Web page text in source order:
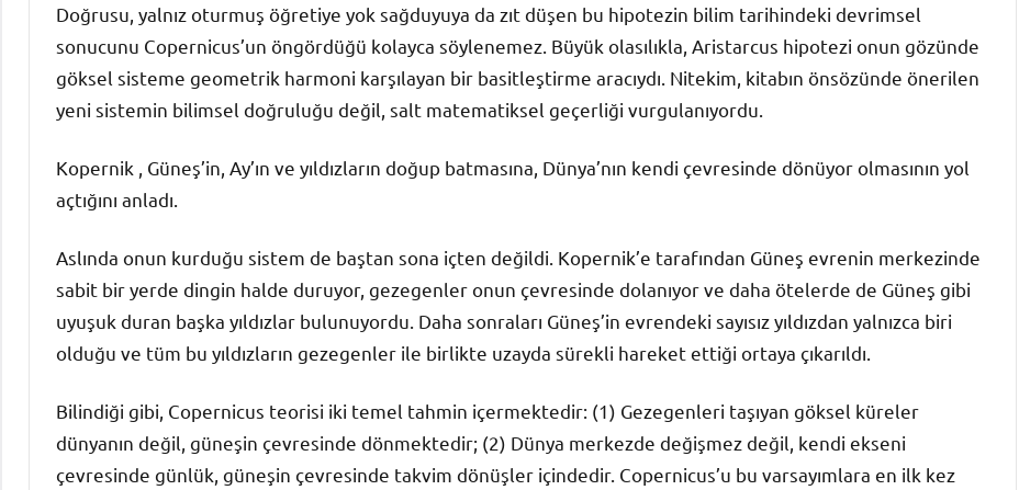
Doğrusu, yalnız oturmuş öğretiye yok sağduyuya da zıt düşen bu hipotezin bilim tarihindeki devrimsel
sonucunu Copernicus’un öngördüğü kolayca söylenemez. Büyük olasılıkla, Aristarcus hipotezi onun gözünde
göksel sisteme geometrik harmoni karşılayan bir basitleştirme aracıydı. Nitekim, kitabın önsözünde önerilen
yeni sistemin bilimsel doğruluğu değil, salt matematiksel geçerliği vurgulanıyordu.
Kopernik , Güneş’in, Ay’ın ve yıldızların doğup batmasına, Dünya’nın kendi çevresinde dönüyor olmasının yol
açtığını anladı.
Aslında onun kurduğu sistem de baştan sona içten değildi. Kopernik’e tarafından Güneş evrenin merkezinde
sabit bir yerde dingin halde duruyor, gezegenler onun çevresinde dolanıyor ve daha ötelerde de Güneş gibi
uyuşuk duran başka yıldızlar bulunuyordu. Daha sonraları Güneş’in evrendeki sayısız yıldızdan yalnızca biri
olduğu ve tüm bu yıldızların gezegenler ile birlikte uzayda sürekli hareket ettiği ortaya çıkarıldı.
Bilindiği gibi, Copernicus teorisi iki temel tahmin içermektedir: (1) Gezegenleri taşıyan göksel küreler
dünyanın değil, güneşin çevresinde dönmektedir; (2) Dünya merkezde değişmez değil, kendi ekseni
çevresinde günlük, güneşin çevresinde takvim dönüşler içindedir. Copernicus’u bu varsayımlara en ilk kez